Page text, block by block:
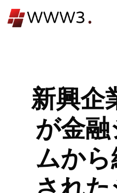
ン
新興企
が金
ムか